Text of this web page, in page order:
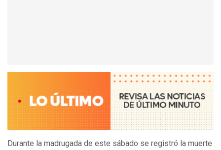
Durante la madrugada de este sábado se registró la muerte